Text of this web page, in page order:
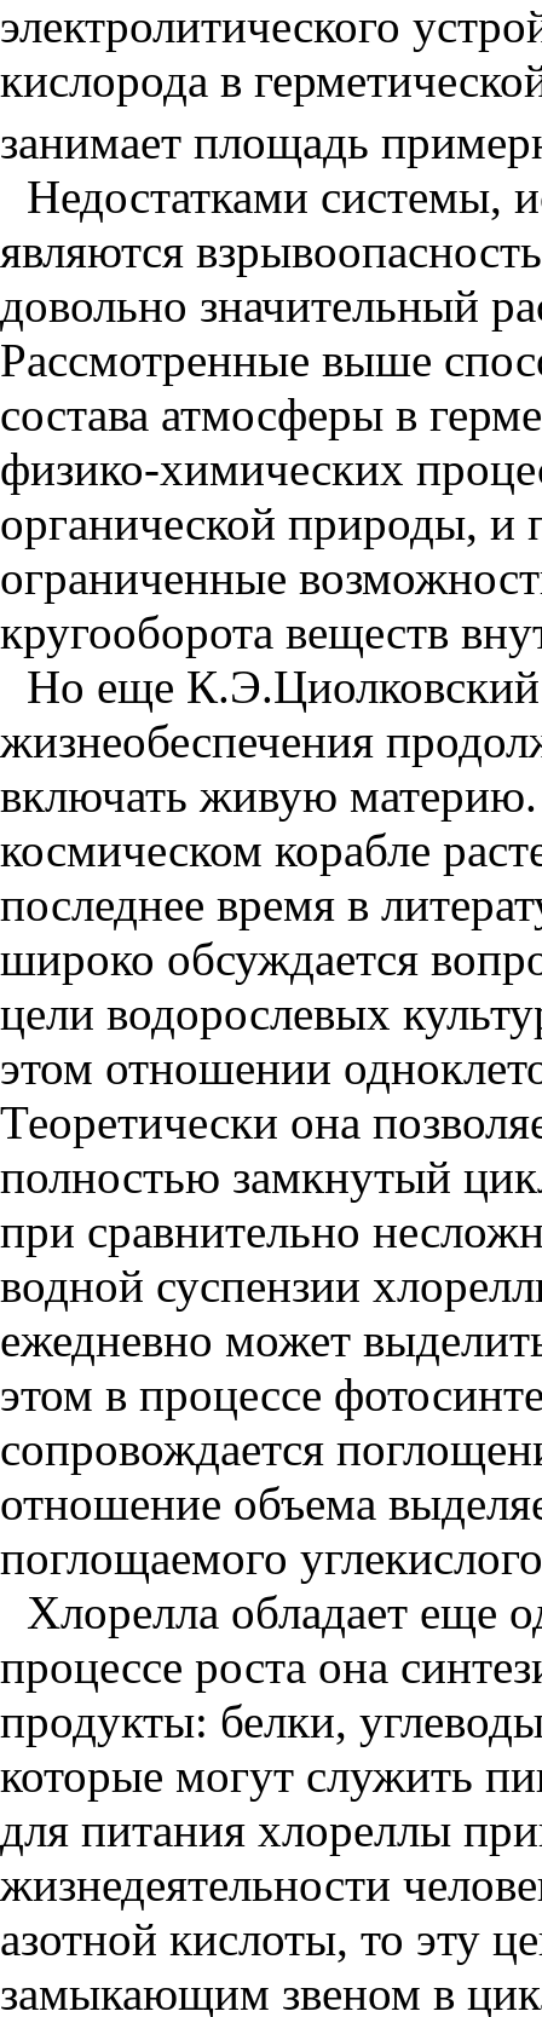
электролитического
кислорода в
занимает площадь
Недостатками системы,
являются
довольно значительный
Рассмотренные выше
состава атмосферы в
физико-химических
органической природы, и
ограниченные
кругооборота веществ
Но еще К.Э.Циолковский
жизнеобеспечения
включать живую
космическом корабле
последнее время в
широко обсуждается
цели водорослевых
этом отношении
Теоретически она
полностью замкнутый
при сравнительно
водной суспензии
ежедневно может
этом в процессе
сопровождается
отношение объема
поглощаемого
Хлорелла обладает еще
процессе роста она
продукты: белки,
которые могут служить
для питания хлореллы
жизнедеятельности
азотной кислоты, то эту
замыкающим звеном в